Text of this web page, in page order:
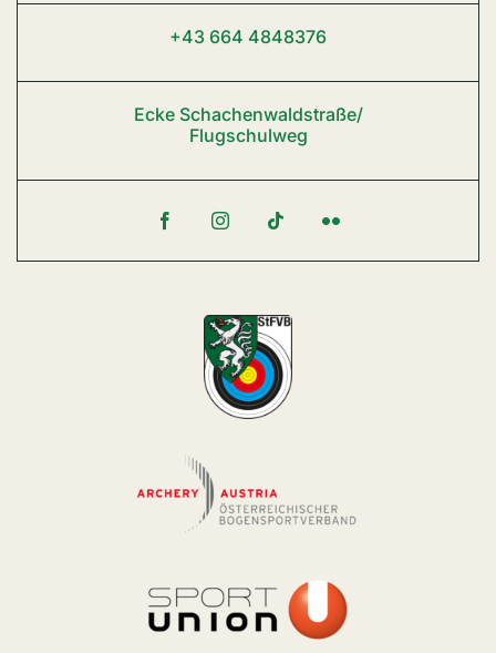
+43 664 4848376
Ecke Schachenwaldstraße/
Flugschulweg